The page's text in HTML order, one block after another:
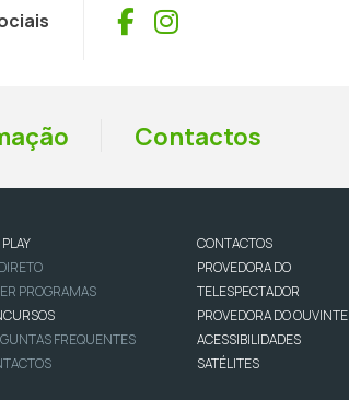
Facebook
Instagram
Contactos
PROGRAMAS
FREQUENTES
CONTACTOS
PROVEDORA DO
TELESPECTADOR
PROVEDORA DO OUVINTE
ACESSIBILIDADES
SATÉLITES